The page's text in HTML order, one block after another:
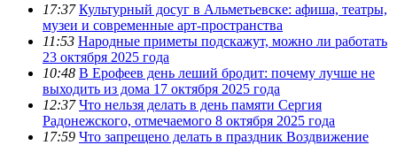
17:37 Культурный досуг в Альметьевске: афиша, театры,
музеи и современные арт-пространства
11:53 Народные приметы подскажут, можно ли работать
23 октября 2025 года
10:48 В Ерофеев день леший бродит: почему лучше не
выходить из дома 17 октября 2025 года
12:37 Что нельзя делать в день памяти Сергия
Радонежского, отмечаемого 8 октября 2025 года
17:59 Что запрещено делать в праздник Воздвижение